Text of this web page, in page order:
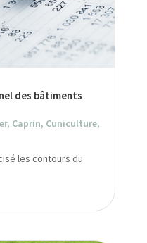
des bâtiments
, Caprin, Cuniculture,
les contours du